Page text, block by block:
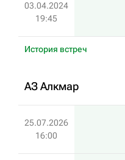
03.04.2024
19:45
История встреч
АЗ Алкмар
25.07.2026
16:00